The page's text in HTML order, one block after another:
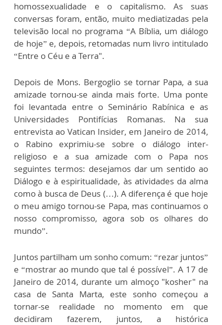
homossexualidade e o capitalismo. As suas
conversas foram, então, muito mediatizadas pela
televisão local no programa “A Bíblia, um diálogo
de hoje” e, depois, retomadas num livro intitulado
“Entre o Céu e a Terra".
Depois de Mons. Bergoglio se tornar Papa, a sua
amizade tornou-se ainda mais forte. Uma ponte
foi levantada entre o Seminário Rabínica e as
Universidades Pontifícias Romanas. Na sua
entrevista ao Vatican Insider, em Janeiro de 2014,
o Rabino exprimiu-se sobre o diálogo inter-
religioso e a sua amizade com o Papa nos
seguintes termos: desejamos dar um sentido ao
Diálogo e à espiritualidade, às atividades da alma
como à busca de Deus (…). A diferença é que hoje
o meu amigo tornou-se Papa, mas continuamos o
nosso compromisso, agora sob os olhares do
mundo”.
Juntos partilham um sonho comum: “rezar juntos”
e “mostrar ao mundo que tal é possível”. A 17 de
Janeiro de 2014, durante um almoço "kosher" na
casa de Santa Marta, este sonho começou a
tornar-se realidade no momento em que
decidiram fazerem, juntos, a histórica